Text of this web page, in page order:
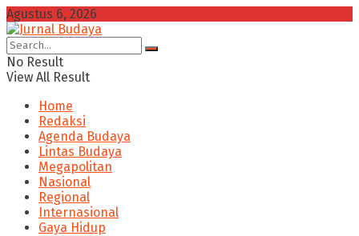
Agustus 6, 2026
No Result
View All Result
Home
Redaksi
Agenda Budaya
Lintas Budaya
Megapolitan
Nasional
Regional
Internasional
Gaya Hidup